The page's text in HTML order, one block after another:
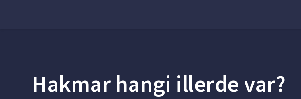
Hakmar hangi illerde var?